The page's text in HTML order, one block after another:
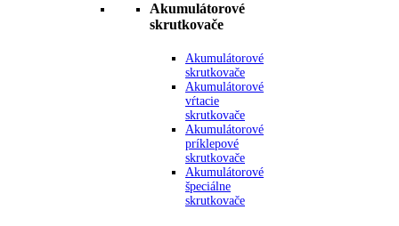
Akumulátorové
skrutkovače
Akumulátorové
skrutkovače
Akumulátorové
vŕtacie
skrutkovače
Akumulátorové
príklepové
skrutkovače
Akumulátorové
špeciálne
skrutkovače